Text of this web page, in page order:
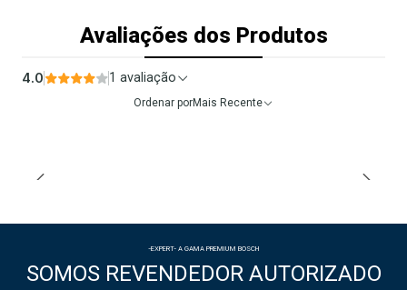
Avaliações dos Produtos
4.0 1 avaliação
Ordenar porMais Recente
-EXPERT- A GAMA PREMIUM BOSCH
SOMOS REVENDEDOR AUTORIZADO